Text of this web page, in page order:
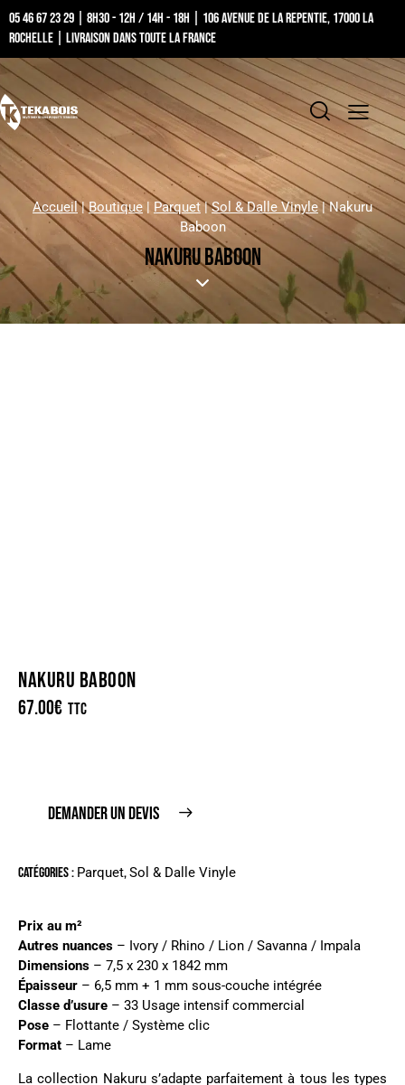
05 46 67 23 29 | 8h30 - 12h / 14h - 18h | 106 Avenue de la Repentie, 17000 La
Rochelle | Livraison dans toute la France
Accueil|Boutique | Parquet|Sol & Dalle Vinyle |Nakuru
Baboon
NAKURU BABOON
NAKURU BABOON
67.00€ TTC
DEMANDER UN DEVIS
Catégories : Parquet,Sol & Dalle Vinyle
Prix ​​au m²
Autres nuances – Ivory / Rhino / Lion / Savanna / Impala
Dimensions – 7,5 x 230 x 1842 mm
Épaisseur – 6,5 mm + 1 mm sous-couche intégrée
Classe d’usure – 33 Usage intensif commercial
Pose – Flottante / Système clic
Format – Lame
La collection Nakuru s’adapte parfaitement à tous les types